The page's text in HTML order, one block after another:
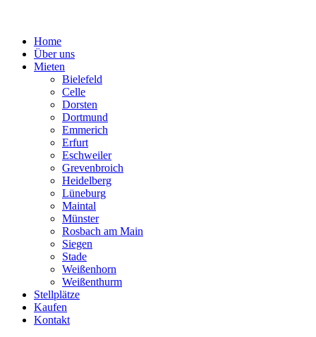
Home
Über uns
Mieten
Bielefeld
Celle
Dorsten
Dortmund
Emmerich
Erfurt
Eschweiler
Grevenbroich
Heidelberg
Lüneburg
Maintal
Münster
Rosbach am Main
Siegen
Stade
Weißenhorn
Weißenthurm
Stellplätze
Kaufen
Kontakt